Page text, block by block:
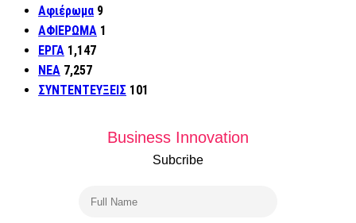
Αφιέρωμα 9
ΑΦΙΕΡΩΜΑ 1
ΕΡΓΑ 1,147
ΝΕΑ 7,257
ΣΥΝΤΕΝΤΕΥΞΕΙΣ 101
Business Innovation
Subcribe